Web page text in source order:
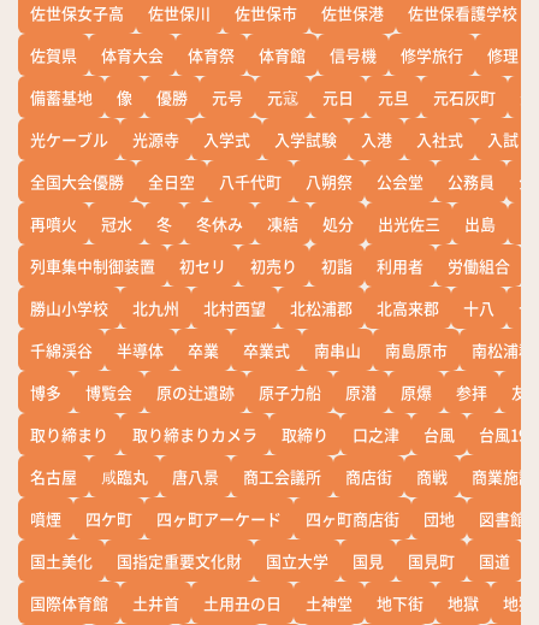
佐世保女子高
佐世保川 佐世保市 佐世保港
佐世保看護学校
佐賀県
体育大会 体育祭 体育館 信号機 修学旅行
修理
備蓄基地
像 優勝 元号 元寇 元日 元旦 元石灰町
光ケーブル
光源寺 入学式 入学試験 入港 入社式
入試
全国大会優勝
全日空 八千代町 八朔祭 公会堂 公務員
公
再噴火
冠水 冬 冬休み 凍結 処分 出光佐三 出島
列車集中制御装置
初セリ 初売り 初詣 利用者 労働組合
勝山小学校
北九州 北村西望 北松浦郡 北高来郡 十八
十
千綿渓谷
半導体 卒業 卒業式 南串山 南島原市
南松浦郡
博多
博覧会 原の辻遺跡 原子力船 原潜 原爆 参拝
友
取り締まり
取り締まりカメラ 取締り 口之津 台風
台風19
名古屋
咸臨丸 唐八景 商工会議所 商店街 商戦
商業施設
噴煙
四ケ町 四ヶ町アーケード 四ヶ町商店街 団地
図書館
国土美化
国指定重要文化財 国立大学 国見 国見町 国道
国際体育館
土井首 土用丑の日 土神堂 地下街 地獄
地獄